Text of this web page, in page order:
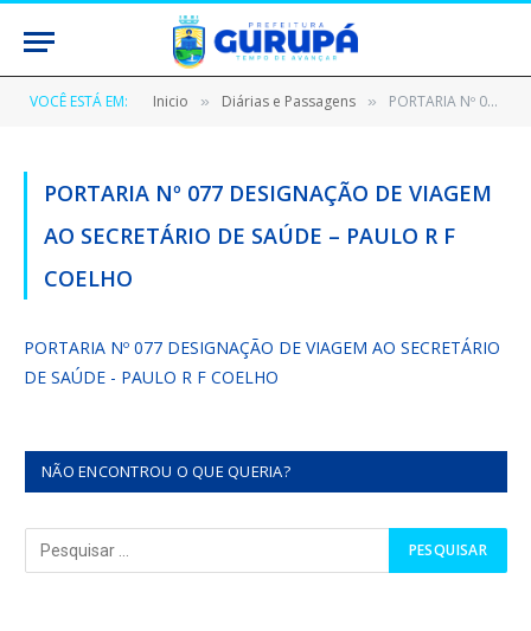
VOCÊ ESTÁ EM: Inicio » Diárias e Passagens » PORTARIA Nº 077 DESIGNAÇÃO DE VIAGEM AO SECRETÁRIO DE SAÚDE – PAULO R F COELHO
PORTARIA Nº 077 DESIGNAÇÃO DE VIAGEM
AO SECRETÁRIO DE SAÚDE – PAULO R F
COELHO
PORTARIA Nº 077 DESIGNAÇÃO DE VIAGEM AO SECRETÁRIO
DE SAÚDE - PAULO R F COELHO
NÃO ENCONTROU O QUE QUERIA?